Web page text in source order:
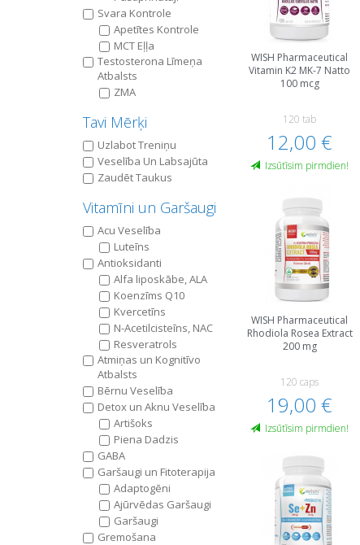
Svara Kontrole
Apetītes Kontrole
MCT Eļļa
Testosterona Līmeņa
Atbalsts
ZMA
Tavi Mērķi
Uzlabot Treniņu
Veselība Un Labsajūta
Zaudēt Taukus
Vitamīni un Garšaugi
Acu Veselība
Luteīns
Antioksidanti
Alfa liposkābe, ALA
Koenzīms Q10
Kvercetīns
N-Acetilcisteīns, NAC
Resveratrols
Atmiņas un Kognitīvo
Atbalsts
Bērnu Veselība
Detox un Aknu Veselība
Artišoks
Piena Dadzis
GABA
Garšaugi un Fitoterapija
Adaptogēni
Ajūrvēdas Garšaugi
Garšaugi
Gremošana
WISH Pharmaceutical
Vitamin K2 MK-7 Natto
100 mcg
120 tab
12,00 €
Izsūtīsim pirmdien!
WISH Pharmaceutical
Rhodiola Rosea Extract
200 mg
120 caps
19,00 €
Izsūtīsim pirmdien!